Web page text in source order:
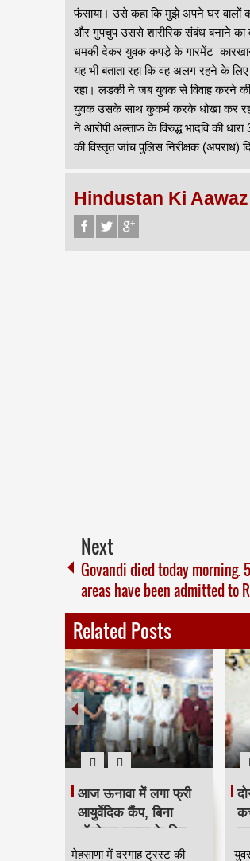
फंसाया। उसे कहा कि मुझे अपने घर वालों
और गुपचुप उससे शारीरिक संबंध बनाने का
धमकी देकर युवक कपड़े के गारमेंट कारखाने
यह भी बताता रहा कि वह अलग रहने के
रहा। लड़की ने जब युवक से विवाह करने
युवक उसके साथ कुकर्म करके धोखा कर रहा
ने आरोपी अल्ताफ के विरुद्ध भादवि की
की विस्तृत जांच पुलिस निरीक्षक
Hindustan Ki Aawaz
Next
Govandi died today morning.
areas have been admitted to
Related Posts
आज ऊनावा में लगा फ्री
आयुर्वेदिक कैंप, बिना
ऑपरेशन इलाज के लिए
उमड़ी भीड़ HKA
मेहसाणा में दरगाह ट्रस्ट की